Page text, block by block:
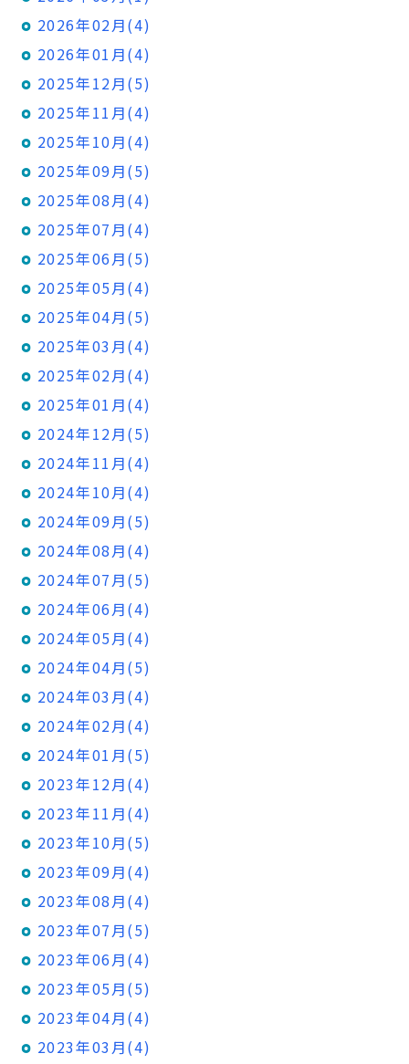
2026年02月(4)
2026年01月(4)
2025年12月(5)
2025年11月(4)
2025年10月(4)
2025年09月(5)
2025年08月(4)
2025年07月(4)
2025年06月(5)
2025年05月(4)
2025年04月(5)
2025年03月(4)
2025年02月(4)
2025年01月(4)
2024年12月(5)
2024年11月(4)
2024年10月(4)
2024年09月(5)
2024年08月(4)
2024年07月(5)
2024年06月(4)
2024年05月(4)
2024年04月(5)
2024年03月(4)
2024年02月(4)
2024年01月(5)
2023年12月(4)
2023年11月(4)
2023年10月(5)
2023年09月(4)
2023年08月(4)
2023年07月(5)
2023年06月(4)
2023年05月(5)
2023年04月(4)
2023年03月(4)